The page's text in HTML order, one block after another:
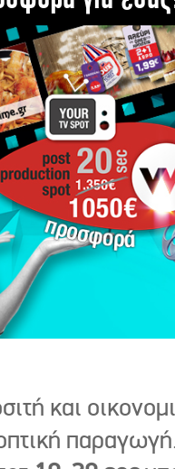
και